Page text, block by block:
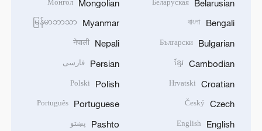
Belarusian
Bengali
বাংলা
Bulgarian
Български
Cambodian
ខ្មែរ
Croatian
Hrvatski
Czech
Český
English
English
Mongolian
Myanmar
မြန်မာဘာသာ
Nepali
नेपाली
Persian فارسی
Polish
Polski
Portuguese
Português
Pashto پښتو